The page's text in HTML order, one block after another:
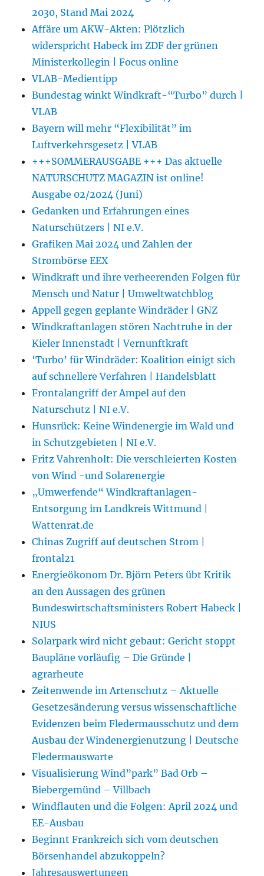
2030, Stand Mai 2024
Affäre um AKW-Akten: Plötzlich
widerspricht Habeck im ZDF der grünen
Ministerkollegin | Focus online
VLAB-Medientipp
Bundestag winkt Windkraft-“Turbo” durch |
VLAB
Bayern will mehr “Flexibilität” im
Luftverkehrsgesetz | VLAB
+++SOMMERAUSGABE +++ Das aktuelle
NATURSCHUTZ MAGAZIN ist online!
Ausgabe 02/2024 (Juni)
Gedanken und Erfahrungen eines
Naturschützers | NI e.V.
Grafiken Mai 2024 und Zahlen der
Strombörse EEX
Windkraft und ihre verheerenden Folgen für
Mensch und Natur | Umweltwatchblog
Appell gegen geplante Windräder | GNZ
Windkraftanlagen stören Nachtruhe in der
Kieler Innenstadt | Vernunftkraft
‘Turbo’ für Windräder: Koalition einigt sich
auf schnellere Verfahren | Handelsblatt
Frontalangriff der Ampel auf den
Naturschutz | NI e.V.
Hunsrück: Keine Windenergie im Wald und
in Schutzgebieten | NI e.V.
Fritz Vahrenholt: Die verschleierten Kosten
von Wind -und Solarenergie
„Umwerfende“ Windkraftanlagen-
Entsorgung im Landkreis Wittmund |
Wattenrat.de
Chinas Zugriff auf deutschen Strom |
frontal21
Energieökonom Dr. Björn Peters übt Kritik
an den Aussagen des grünen
Bundeswirtschaftsministers Robert Habeck |
NIUS
Solarpark wird nicht gebaut: Gericht stoppt
Baupläne vorläufig – Die Gründe |
agrarheute
Zeitenwende im Artenschutz – Aktuelle
Gesetzesänderung versus wissenschaftliche
Evidenzen beim Fledermausschutz und dem
Ausbau der Windenergienutzung | Deutsche
Fledermauswarte
Visualisierung Wind”park” Bad Orb –
Biebergemünd – Villbach
Windflauten und die Folgen: April 2024 und
EE-Ausbau
Beginnt Frankreich sich vom deutschen
Börsenhandel abzukoppeln?
Jahresauswertungen